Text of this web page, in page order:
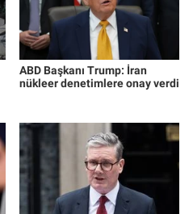
ABD Başkanı Trump: İran
nükleer denetimlere onay verdi